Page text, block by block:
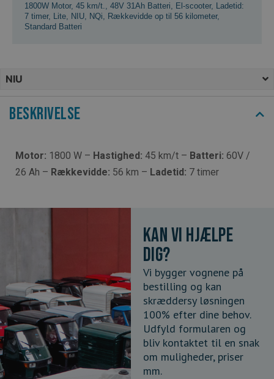
1800W Motor, 45 km/t. 48V 31Ah Batteri El-scooter, Ladetid:
7 timer, Lite NIU NQi Rækkevidde op til 56 kilometer,
Standard Batteri
NIU
Beskrivelse
Motor: 1800 W – Hastighed: 45 km/t – Batteri: 60V /
26 Ah – Rækkevidde: 56 km – Ladetid: 7 timer
Kan vi hjælpe
dig?
Vi bygger vognene på
bestilling og kan
skræddersy løsningen
100% efter dine behov.
Udfyld formularen og
bliv kontaktet til en snak
om muligheder, priser
mm.